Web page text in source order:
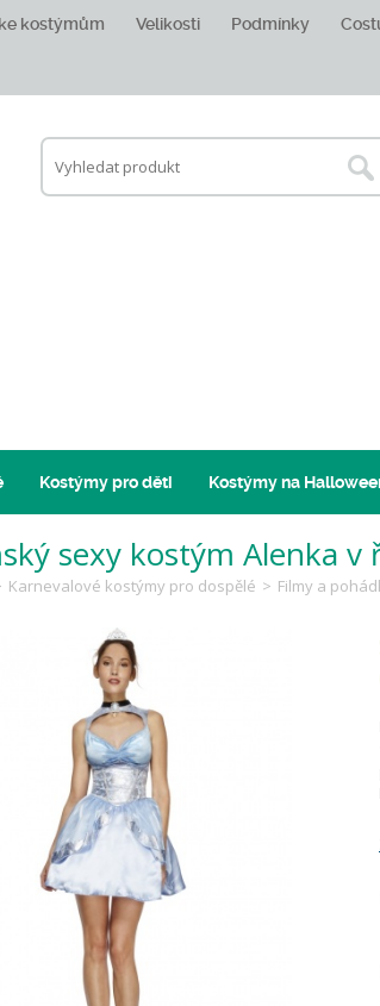
kostýmům Velikosti Podmínky
Kostýmy pro děti Kostýmy na
sexy kostým Alenka v
Karnevalové kostýmy pro dospělé > Filmy a